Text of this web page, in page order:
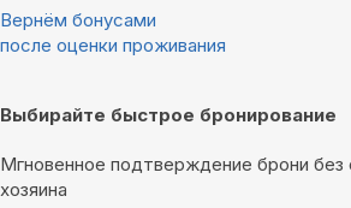
Вернём бонусами
после оценки проживания
Выбирайте быстрое бронирование
Мгновенное подтверждение брони без
хозяина